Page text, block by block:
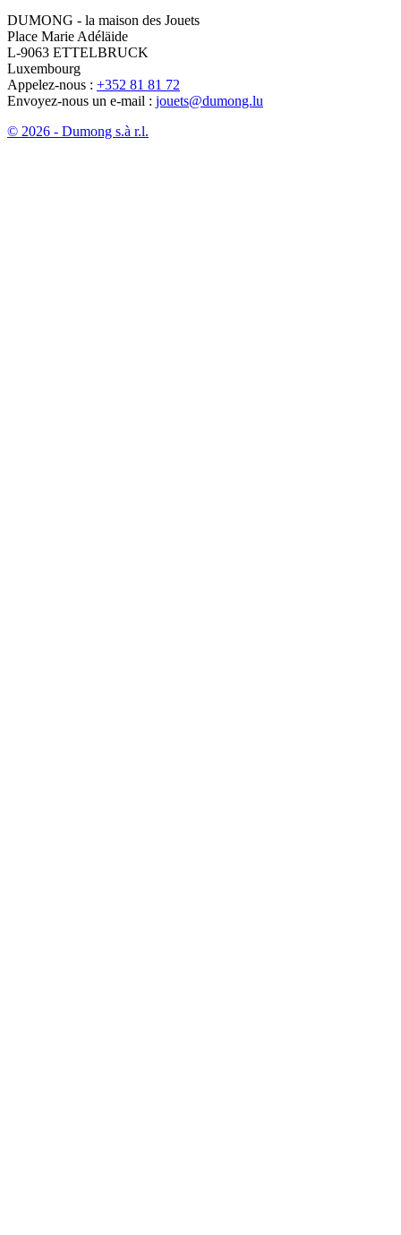
DUMONG - la maison des Jouets
Place Marie Adéläide
L-9063 ETTELBRUCK
Luxembourg
Appelez-nous : +352 81 81 72
Envoyez-nous un e-mail : jouets@dumong.lu
© 2026 - Dumong s.à r.l.